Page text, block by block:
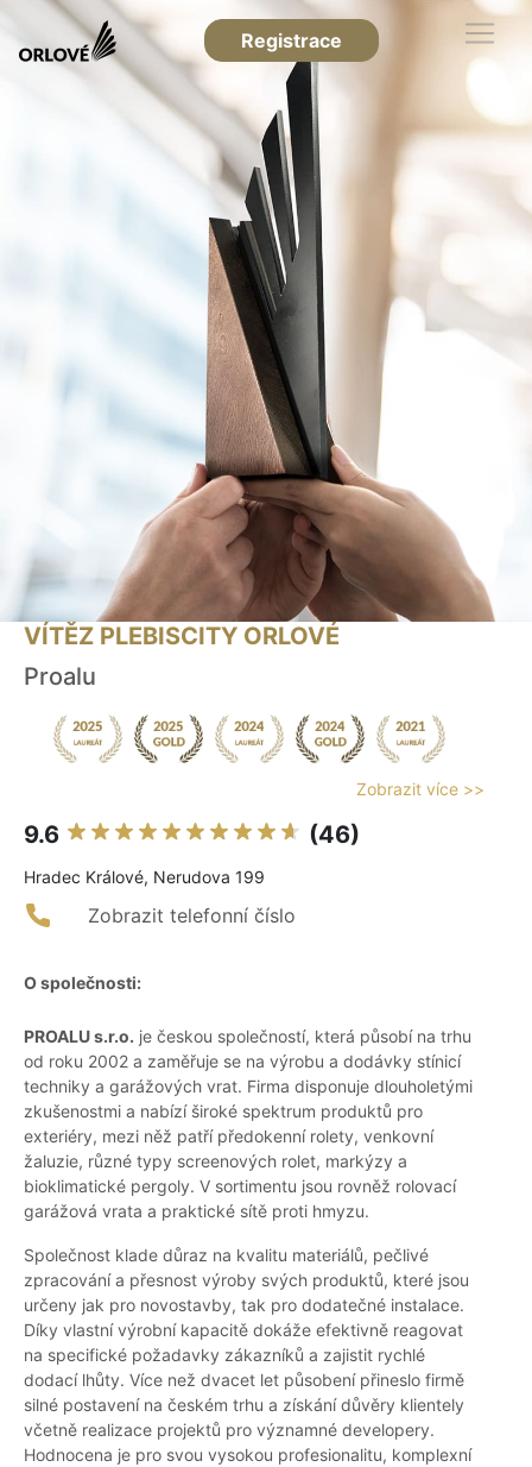
Registrace
VÍTĚZ PLEBISCITY ORLOVÉ
Proalu
Zobrazit více >>
9.6 (46)
Hradec Králové, Nerudova 199
Zobrazit telefonní číslo
O společnosti:
PROALU s.r.o. je českou společností, která působí na trhu
od roku 2002 a zaměřuje se na výrobu a dodávky stínicí
techniky a garážových vrat. Firma disponuje dlouholetými
zkušenostmi a nabízí široké spektrum produktů pro
exteriéry, mezi něž patří předokenní rolety, venkovní
žaluzie, různé typy screenových rolet, markýzy a
bioklimatické pergoly. V sortimentu jsou rovněž rolovací
garážová vrata a praktické sítě proti hmyzu.
Společnost klade důraz na kvalitu materiálů, pečlivé
zpracování a přesnost výroby svých produktů, které jsou
určeny jak pro novostavby, tak pro dodatečné instalace.
Díky vlastní výrobní kapacitě dokáže efektivně reagovat
na specifické požadavky zákazníků a zajistit rychlé
dodací lhůty. Více než dvacet let působení přineslo firmě
silné postavení na českém trhu a získání důvěry klientely
včetně realizace projektů pro významné developery.
Hodnocena je pro svou vysokou profesionalitu, komplexní